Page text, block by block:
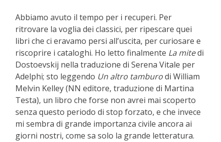
Abbiamo avuto il tempo per i recuperi. Per
ritrovare la voglia dei classici, per ripescare quei
libri che ci eravamo persi all’uscita, per curiosare e
riscoprire i cataloghi. Ho letto finalmente La mitedi
Dostoevskij nella traduzione di Serena Vitale per
Adelphi; sto leggendo Un altro tamburodi William
Melvin Kelley (NN editore, traduzione di Martina
Testa), un libro che forse non avrei mai scoperto
senza questo periodo di stop forzato, e che invece
mi sembra di grande importanza civile ancora ai
giorni nostri, come sa solo la grande letteratura.